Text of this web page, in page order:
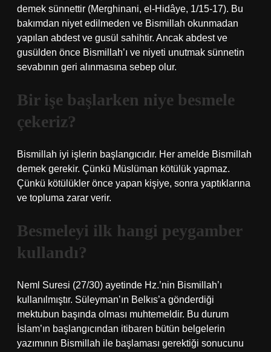
demek sünnettir (Merghinani, el-Hidâye, 1/15-17). Bu
bakımdan niyet edilmeden ve Bismillah okunmadan
yapılan abdest ve gusül sahihtir. Ancak abdest ve
gusülden önce Bismillah’ı ve niyeti unutmak sünnetin
sevabının geri alınmasına sebep olur.
Bir işe başlarken niye besmele
çekeriz?
Bismillah iyi işlerin başlangıcıdır. Her amelde Bismillah
demek gerekir. Çünkü Müslüman kötülük yapmaz.
Çünkü kötülükler önce yapan kişiye, sonra yaptıklarına
ve topluma zarar verir.
Besmeleyi ilk hangi peygamber
kullandı?
Neml Suresi (27/30) ayetinde Hz.’nin Bismillah’ı
kullanılmıştır. Süleyman’ın Belkıs’a gönderdiği
mektubun başında olması muhtemeldir. Bu durum
İslam’ın başlangıcından itibaren bütün belgelerin
yazımının Bismillah ile başlaması gerektiği sonucunu